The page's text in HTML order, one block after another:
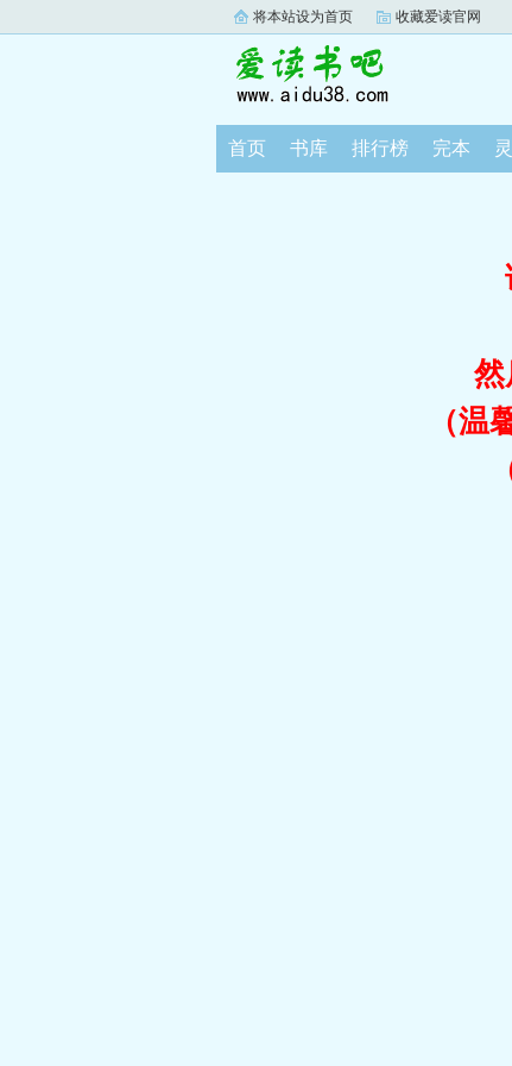
将本站设为首页 收藏爱读官网
首页 书库 排行榜 完本
然
（温